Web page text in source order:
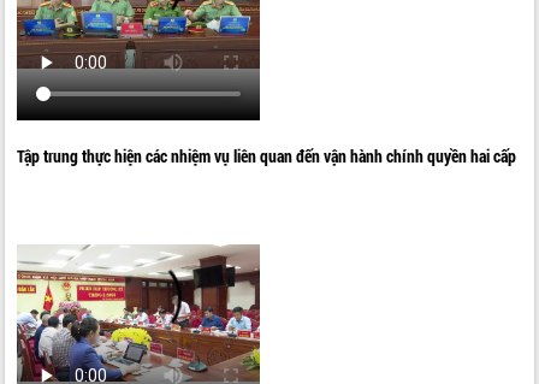
Tập trung thực hiện các nhiệm vụ liên quan đến vận hành chính quyền hai cấp